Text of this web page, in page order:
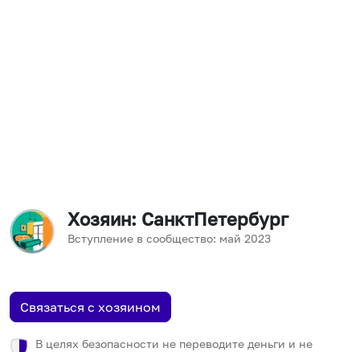
Хозяин: СанктПетербург
Вступление в сообщество: май 2023
Связаться с хозяином
В целях безопасности не переводите деньги и не